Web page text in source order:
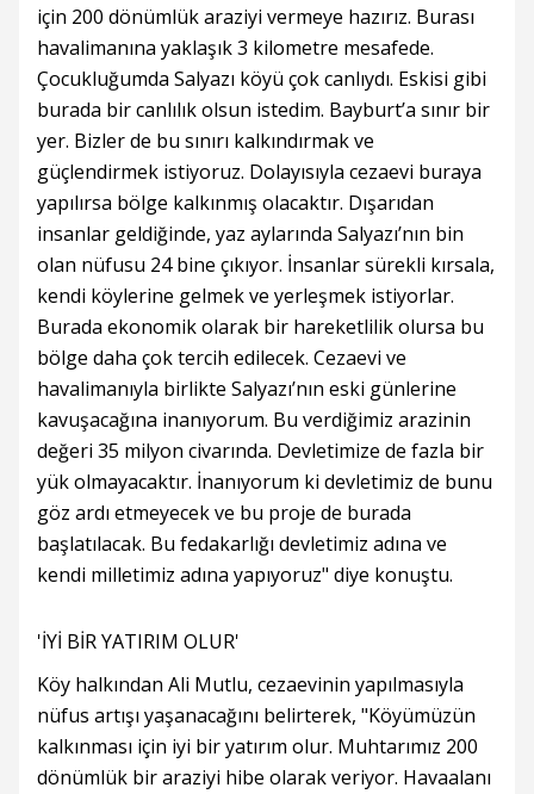
için 200 dönümlük araziyi vermeye hazırız. Burası
havalimanına yaklaşık 3 kilometre mesafede.
Çocukluğumda Salyazı köyü çok canlıydı. Eskisi gibi
burada bir canlılık olsun istedim. Bayburt’a sınır bir
yer. Bizler de bu sınırı kalkındırmak ve
güçlendirmek istiyoruz. Dolayısıyla cezaevi buraya
yapılırsa bölge kalkınmış olacaktır. Dışarıdan
insanlar geldiğinde, yaz aylarında Salyazı’nın bin
olan nüfusu 24 bine çıkıyor. İnsanlar sürekli kırsala,
kendi köylerine gelmek ve yerleşmek istiyorlar.
Burada ekonomik olarak bir hareketlilik olursa bu
bölge daha çok tercih edilecek. Cezaevi ve
havalimanıyla birlikte Salyazı’nın eski günlerine
kavuşacağına inanıyorum. Bu verdiğimiz arazinin
değeri 35 milyon civarında. Devletimize de fazla bir
yük olmayacaktır. İnanıyorum ki devletimiz de bunu
göz ardı etmeyecek ve bu proje de burada
başlatılacak. Bu fedakarlığı devletimiz adına ve
kendi milletimiz adına yapıyoruz" diye konuştu.
'İYİ BİR YATIRIM OLUR'
Köy halkından Ali Mutlu, cezaevinin yapılmasıyla
nüfus artışı yaşanacağını belirterek, "Köyümüzün
kalkınması için iyi bir yatırım olur. Muhtarımız 200
dönümlük bir araziyi hibe olarak veriyor. Havaalanı